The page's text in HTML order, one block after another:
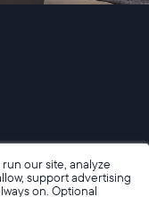
our site, analyze
support advertising
on. Optional